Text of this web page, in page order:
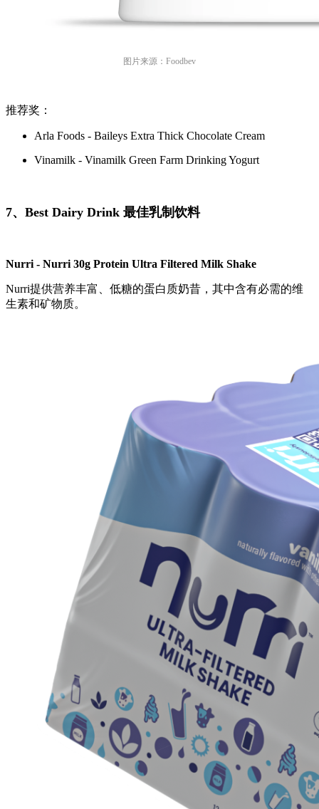
图片来源：Foodbev
推荐奖：
Arla Foods - Baileys Extra Thick Chocolate Cream
Vinamilk - Vinamilk Green Farm Drinking Yogurt
7、Best Dairy Drink 最佳乳制饮料
Nurri - Nurri 30g Protein Ultra Filtered Milk Shake
Nurri提供营养丰富、低糖的蛋白质奶昔，其中含有必需的维
生素和矿物质。